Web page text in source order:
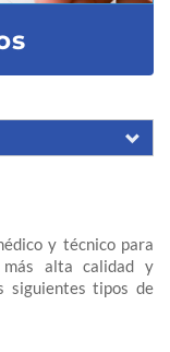
y técnico para
alta calidad y
siguientes tipos de